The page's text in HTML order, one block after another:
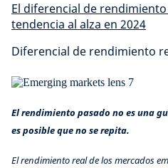
El diferencial de
tendencia al alza en 2024
Diferencial de rendimiento
El rendimiento pasado no es una
es posible que no se repita.
El rendimiento real de los mercados